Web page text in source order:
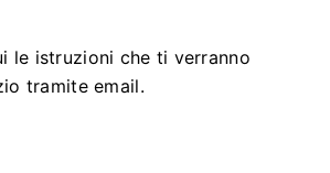
le istruzioni che ti verranno
tramite email.